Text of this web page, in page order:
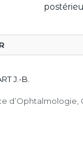
J.-B.
d’Ophtalmologie,